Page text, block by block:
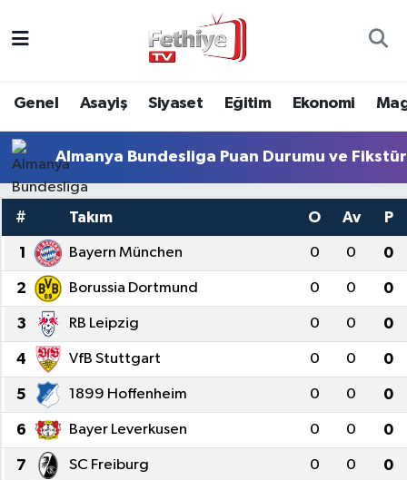
Genel Asayiş Siyaset Eğitim Ekonomi
Almanya Bundesliga Puan Durumu ve Fikstür
# Takım O Av P
1 Bayern München 0 0 0
2 Borussia Dortmund 0 0 0
3 RB Leipzig 0 0 0
4 VfB Stuttgart 0 0 0
5 1899 Hoffenheim 0 0 0
6 Bayer Leverkusen 0 0 0
7 SC Freiburg 0 0 0
Asayiş
Ekonomi
Kültür
Magazin
Spor
Turizm
Muğla Hava Durumu
Muğla Namaz Vakitleri
Süper Lig Puan Durumu ve Fikstür
Tüm Manşetler
Son Dakika Haberleri
Haber Arşivi